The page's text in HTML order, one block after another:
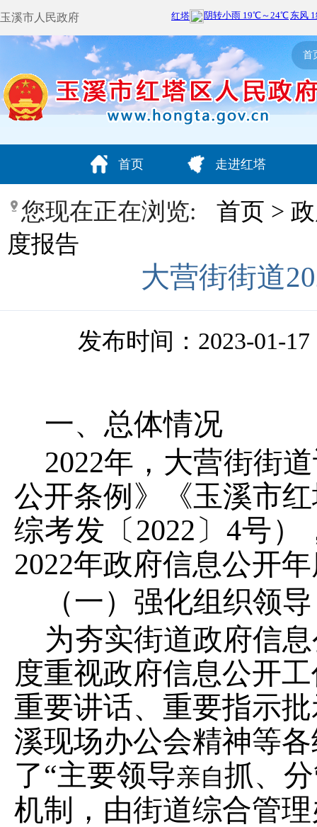
玉溪市人民政府
首
首页 走进红塔
您现在正在浏览: 首页 >
度报告
大营街街道
发布时间：2023-01-17
一、总体情况
2022年，大营街街
公开条例》《玉溪市
综考发〔 2022 〕 4号）
2022年政府信息公开
（一） 强化组织领
为夯实街道政府信
度重视政府信息公开
重要讲话、重要指示
溪现场办公会精神等
了“主要领导亲自抓、
机制， 由街道综合管